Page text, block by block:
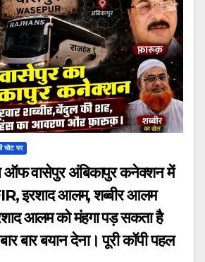
चोट पर
ऑफ वासेपुर अंबिकापुर कनेक्शन में
इरशाद आलम, शब्बीर आलम
आलम को मंहगा पड़ सकता है
बार बयान देना। पूरी कॉपी पहल